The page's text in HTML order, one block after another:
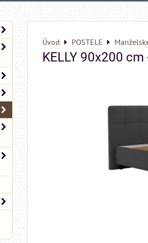
Úvod POSTELE
KELLY 90x200